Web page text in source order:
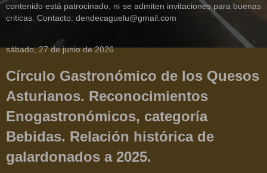
contenido está patrocinado, ni se admiten invitaciones para buenas
criticas. Contacto: dendecaguelu@gmail.com
sábado, 27 de junio de 2026
Círculo Gastronómico de los Quesos
Asturianos. Reconocimientos
Enogastronómicos, categoría
Bebidas. Relación histórica de
galardonados a 2025.